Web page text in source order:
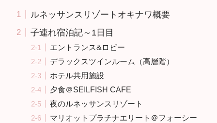
ルネッサンスリゾートオキナワ概要
子連れ宿泊記～1日目
エントランス&ロビー
デラックスツインルーム（高層階）
ホテル共用施設
夕食＠SEILFISH CAFE
夜のルネッサンスリゾート
マリオットプラチナエリート＠フォーシー